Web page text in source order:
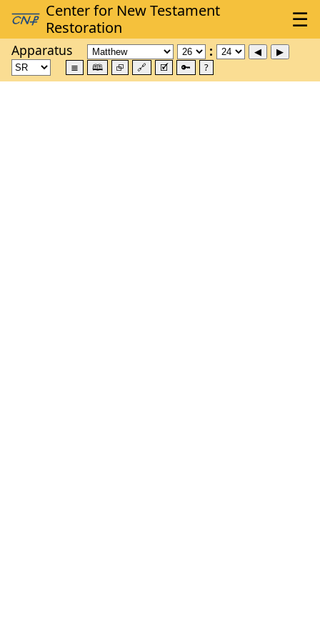
Apparatus
≣ 🕮 ⮺ 🔗 🗹 🔑 ?